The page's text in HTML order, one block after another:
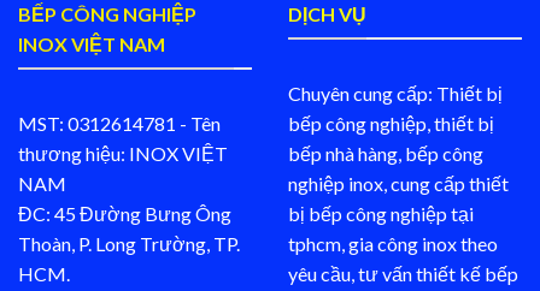
BẾP CÔNG NGHIỆP
INOX VIỆT NAM
MST: 0312614781 - Tên
thương hiệu: INOX VIỆT
NAM
ĐC: 45 Đường Bưng Ông
Thoàn, P. Long Trường, TP.
HCM.
DỊCH VỤ
Chuyên cung cấp: Thiết bị
bếp công nghiệp, thiết bị
bếp nhà hàng, bếp công
nghiệp inox, cung cấp thiết
bị bếp công nghiệp tại
tphcm, gia công inox theo
yêu cầu, tư vấn thiết kế bếp